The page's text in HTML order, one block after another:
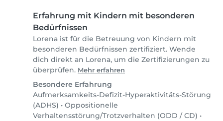
Erfahrung mit Kindern mit besonderen
Bedürfnissen
Lorena ist für die Betreuung von Kindern mit
besonderen Bedürfnissen zertifiziert. Wende
dich direkt an Lorena, um die Zertifizierungen zu
überprüfen. Mehr erfahren
Besondere Erfahrung
Aufmerksamkeits-Defizit-Hyperaktivitäts-Störung
(ADHS) • Oppositionelle
Verhaltensstörung/Trotzverhalten (ODD / CD) •